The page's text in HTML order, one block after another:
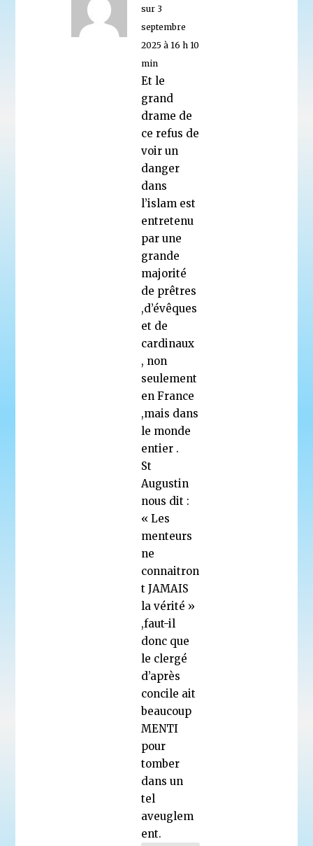
sur 3
septembre
2025 à 16 h 10
min
Et le
grand
drame de
ce refus de
voir un
danger
dans
l’islam est
entretenu
par une
grande
majorité
de prêtres
,d’évêques
et de
cardinaux
, non
seulement
en France
,mais dans
le monde
entier .
St
Augustin
nous dit :
« Les
menteurs
ne
connaitron
t JAMAIS
la vérité »
,faut-il
donc que
le clergé
d’après
concile ait
beaucoup
MENTI
pour
tomber
dans un
tel
aveuglem
ent.